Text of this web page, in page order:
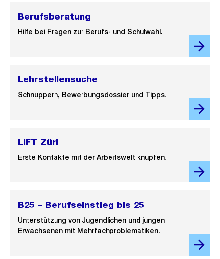
Berufsberatung
Hilfe bei Fragen zur Berufs- und Schulwahl.
Lehrstellensuche
Schnuppern, Bewerbungsdossier und Tipps.
LIFT Züri
Erste Kontakte mit der Arbeitswelt knüpfen.
B25 – Berufseinstieg bis 25
Unterstützung von Jugendlichen und jungen
Erwachsenen mit Mehrfachproblematiken.